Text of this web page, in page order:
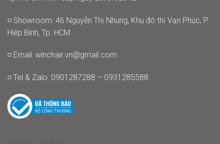
◽ Showroom: 46 Nguyễn Thị Nhung, Khu đô thị Vạn Phúc, P.
Hiệp Bình, Tp. HCM
◽ Email: winchair.vn@gmail.com
◽ Tel & Zalo: 0901287288 – 0931285588